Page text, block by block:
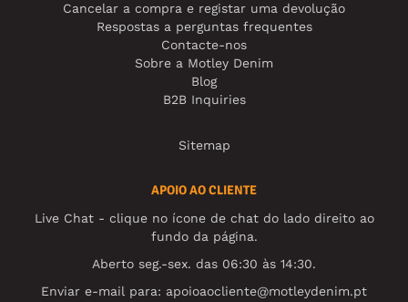
Cancelar a compra e registar uma devolução
Respostas a perguntas frequentes
Contacte-nos
Sobre a Motley Denim
Blog
B2B Inquiries
Sitemap
APOIO AO CLIENTE
Live Chat - clique no ícone de chat do lado direito ao
fundo da página.
Aberto seg.-sex. das 06:30 às 14:30.
Enviar e-mail para: apoioaocliente@motleydenim.pt